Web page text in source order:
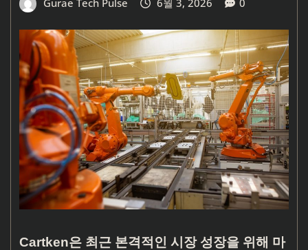
Gurae Tech Pulse 6월 3, 2026 0
Cartken은 최근 본격적인 시장 성장을 위해 마